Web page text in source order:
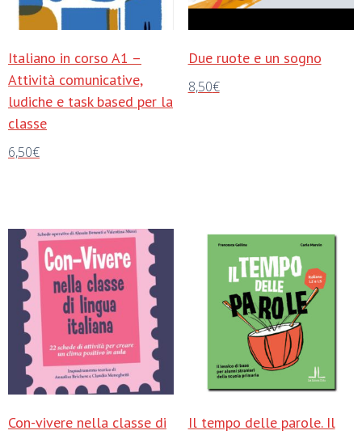
Italiano in corso A1 –
Attività comunicative,
ludiche e task based per la
classe
6,50€
Due ruote e un sogno
8,50€
Con-vivere nella classe di
Il tempo delle parole. Il